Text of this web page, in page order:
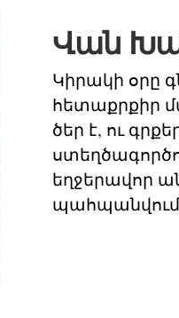
Վան
Կիրակի օրը
հետաքրքիր
ծեր է, ու
եղջերավոր